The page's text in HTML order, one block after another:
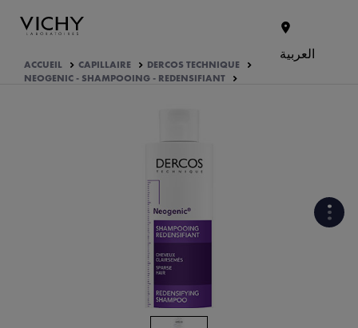
العربية
ACCUEIL CAPILLAIRE
DERCOS TECHNIQUE
NEOGENIC - SHAMPOOING - REDENSIFIANT
QUELS SONT LES INGRÉDIENTS
ACTIFS DANS LA FORMULE ?
COMMENT LE PRODUIT EST